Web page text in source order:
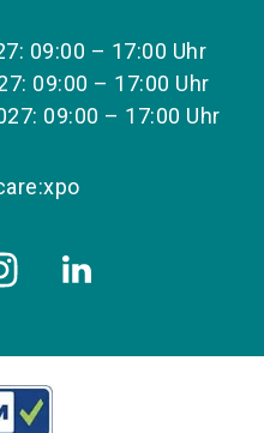
09:00 – 17:00 Uhr
09:00 – 17:00 Uhr
09:00 – 17:00 Uhr